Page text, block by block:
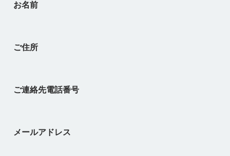
お名前
ご住所
ご連絡先電話番号
メールアドレス